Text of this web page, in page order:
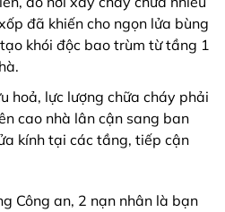
đã khiến cho ngọn lửa bùng
khói độc bao trùm từ tầng 1
hoả, lực lượng chữa cháy phải
cao nhà lân cận sang ban
kính tại các tầng, tiếp cận
Công an, 2 nạn nhân là bạn